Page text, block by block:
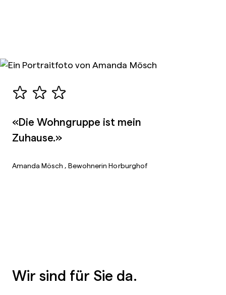
«Die Wohngruppe ist mein
Zuhause.»
Amanda Mösch , Bewohnerin Horburghof
Wir sind für Sie da.